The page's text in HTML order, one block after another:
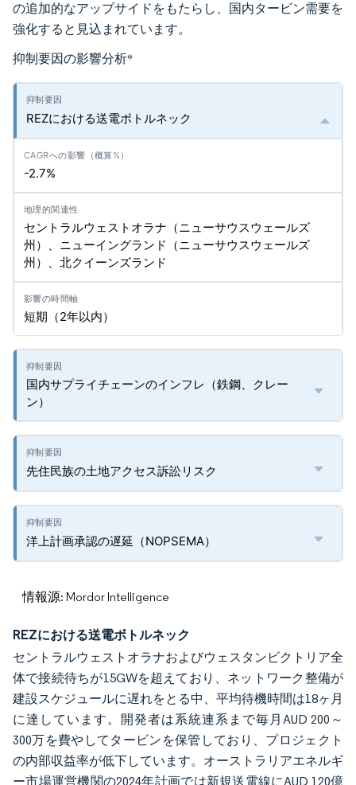
の追加的なアップサイドをもたらし、国内タービン需要を
強化すると見込まれています。
抑制要因の影響分析*
REZにおける送電ボトルネック
-2.7%
セントラルウェストオラナ（ニューサウスウェールズ
州）、ニューイングランド（ニューサウスウェールズ
州）、北クイーンズランド
短期（2年以内）
国内サプライチェーンのインフレ（鉄鋼、クレー
ン）
先住民族の土地アクセス訴訟リスク
洋上計画承認の遅延（NOPSEMA）
情報源: Mordor Intelligence
REZにおける送電ボトルネック
セントラルウェストオラナおよびウェスタンビクトリア全
体で接続待ちが15GWを超えており、ネットワーク整備が
建設スケジュールに遅れをとる中、平均待機時間は18ヶ月
に達しています。開発者は系統連系まで毎月AUD 200～
300万を費やしてタービンを保管しており、プロジェクト
の内部収益率が低下しています。オーストラリアエネルギ
ー市場運営機関の2024年計画では新規送電線にAUD 120億